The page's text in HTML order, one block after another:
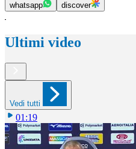
whatsapp discover
Ultimi video
Vedi tutti
01:19